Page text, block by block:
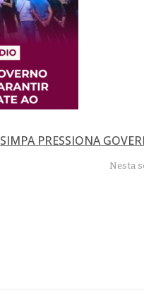
SIMPA PRESSIONA
Nesta